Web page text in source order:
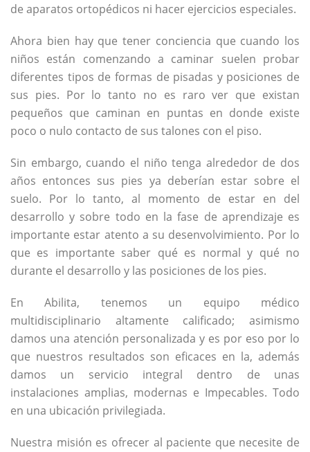
de aparatos ortopédicos ni hacer ejercicios especiales.
Ahora bien hay que tener conciencia que cuando los
niños están comenzando a caminar suelen probar
diferentes tipos de formas de pisadas y posiciones de
sus pies. Por lo tanto no es raro ver que existan
pequeños que caminan en puntas en donde existe
poco o nulo contacto de sus talones con el piso.
Sin embargo, cuando el niño tenga alrededor de dos
años entonces sus pies ya deberían estar sobre el
suelo. Por lo tanto, al momento de estar en del
desarrollo y sobre todo en la fase de aprendizaje es
importante estar atento a su desenvolvimiento. Por lo
que es importante saber qué es normal y qué no
durante el desarrollo y las posiciones de los pies.
En Abilita, tenemos un equipo médico
multidisciplinario altamente calificado; asimismo
damos una atención personalizada y es por eso por lo
que nuestros resultados son eficaces en la, además
damos un servicio integral dentro de unas
instalaciones amplias, modernas e Impecables. Todo
en una ubicación privilegiada.
Nuestra misión es ofrecer al paciente que necesite de